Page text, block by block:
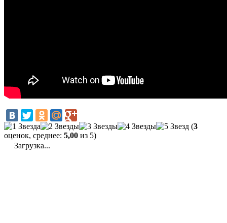
(3
оценок, среднее: 5,00 из 5)
Загрузка...